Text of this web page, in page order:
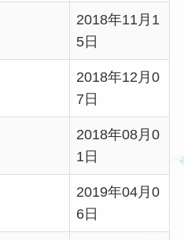
2018年11月1
5日
2018年12月0
7日
2018年08月0
1日
2019年04月0
6日